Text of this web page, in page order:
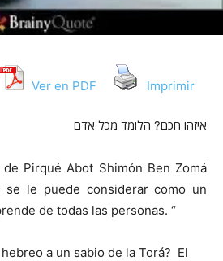
Ver en PDF Imprimir
איזהו חכם? הלומד מכל אדם
Pirqué Abot Shimón Ben Zomá
le puede considerar como un
de todas las personas. “
a un sabio de la Torá? El